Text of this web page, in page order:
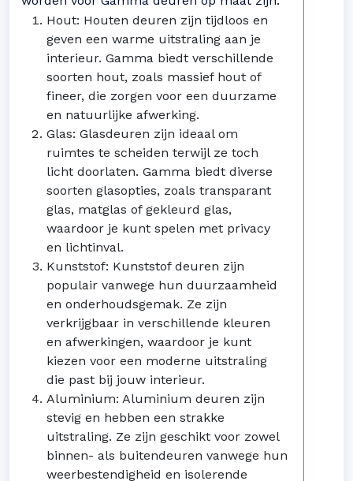
Hout: Houten deuren zijn tijdloos en
geven een warme uitstraling aan je
interieur. Gamma biedt verschillende
soorten hout, zoals massief hout of
fineer, die zorgen voor een duurzame
en natuurlijke afwerking.
Glas: Glasdeuren zijn ideaal om
ruimtes te scheiden terwijl ze toch
licht doorlaten. Gamma biedt diverse
soorten glasopties, zoals transparant
glas, matglas of gekleurd glas,
waardoor je kunt spelen met privacy
en lichtinval.
Kunststof: Kunststof deuren zijn
populair vanwege hun duurzaamheid
en onderhoudsgemak. Ze zijn
verkrijgbaar in verschillende kleuren
en afwerkingen, waardoor je kunt
kiezen voor een moderne uitstraling
die past bij jouw interieur.
Aluminium: Aluminium deuren zijn
stevig en hebben een strakke
uitstraling. Ze zijn geschikt voor zowel
binnen- als buitendeuren vanwege hun
weerbestendigheid en isolerende